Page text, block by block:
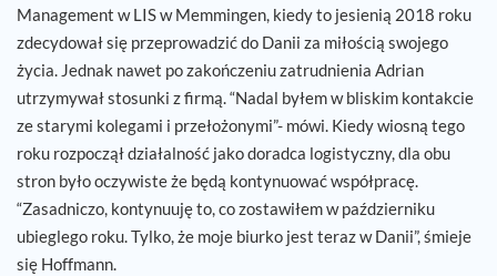
Management w LIS w Memmingen, kiedy to jesienią 2018 roku
zdecydował się przeprowadzić do Danii za miłością swojego
życia. Jednak nawet po zakończeniu zatrudnienia Adrian
utrzymywał stosunki z firmą. “Nadal byłem w bliskim kontakcie
ze starymi kolegami i przełożonymi”- mówi. Kiedy wiosną tego
roku rozpoczął działalność jako doradca logistyczny, dla obu
stron było oczywiste że będą kontynuować współpracę.
“Zasadniczo, kontynuuję to, co zostawiłem w październiku
ubieglego roku. Tylko, że moje biurko jest teraz w Danii”, śmieje
się Hoffmann.